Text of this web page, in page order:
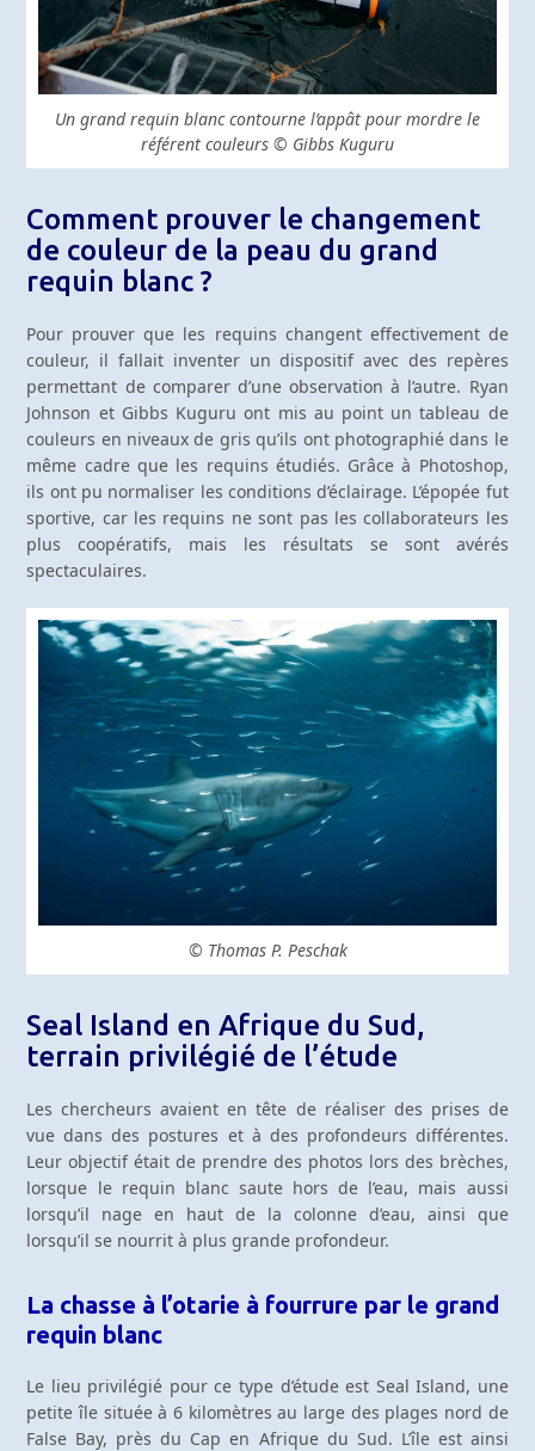
Un grand requin blanc contourne l’appât pour mordre le
référent couleurs © Gibbs Kuguru
Comment prouver le changement
de couleur de la peau du grand
requin blanc ?
Pour prouver que les requins changent effectivement de
couleur, il fallait inventer un dispositif avec des repères
permettant de comparer d’une observation à l’autre. Ryan
Johnson et Gibbs Kuguru ont mis au point un tableau de
couleurs en niveaux de gris qu’ils ont photographié dans le
même cadre que les requins étudiés. Grâce à Photoshop,
ils ont pu normaliser les conditions d’éclairage. L’épopée fut
sportive, car les requins ne sont pas les collaborateurs les
plus coopératifs, mais les résultats se sont avérés
spectaculaires.
© Thomas P. Peschak
Seal Island en Afrique du Sud,
terrain privilégié de l’étude
Les chercheurs avaient en tête de réaliser des prises de
vue dans des postures et à des profondeurs différentes.
Leur objectif était de prendre des photos lors des brèches,
lorsque le requin blanc saute hors de l’eau, mais aussi
lorsqu’il nage en haut de la colonne d’eau, ainsi que
lorsqu’il se nourrit à plus grande profondeur.
La chasse à l’otarie à fourrure par le grand
requin blanc
Le lieu privilégié pour ce type d’étude est Seal Island, une
petite île située à 6 kilomètres au large des plages nord de
False Bay, près du Cap en Afrique du Sud. L’île est ainsi